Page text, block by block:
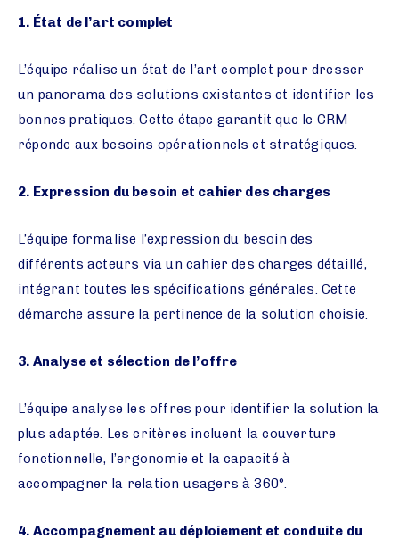
1. État de l’art complet
L’équipe réalise un état de l’art complet pour dresser
un panorama des solutions existantes et identifier les
bonnes pratiques. Cette étape garantit que le CRM
réponde aux besoins opérationnels et stratégiques.
2. Expression du besoin et cahier des charges
L’équipe formalise l’expression du besoin des
différents acteurs via un cahier des charges détaillé,
intégrant toutes les spécifications générales. Cette
démarche assure la pertinence de la solution choisie.
3. Analyse et sélection de l’offre
L’équipe analyse les offres pour identifier la solution la
plus adaptée. Les critères incluent la couverture
fonctionnelle, l’ergonomie et la capacité à
accompagner la relation usagers à 360°.
4. Accompagnement au déploiement et conduite du